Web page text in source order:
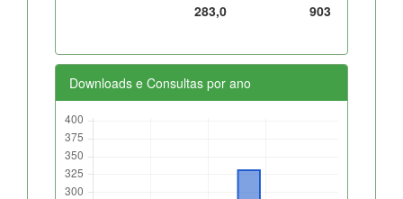
283,0
903
Downloads e Consultas por ano